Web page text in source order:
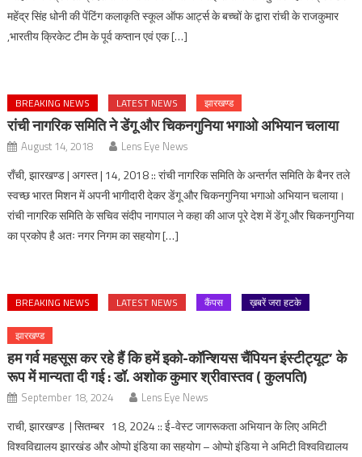
महेंद्र सिंह धोनी की पेंटिंग कलाकृति स्कूल ऑफ आर्ट्स के बच्चों के द्वारा रांची के राजकुमार
,भारतीय क्रिकेट टीम के पूर्व कप्तान एवं एक […]
BREAKING NEWS LATEST NEWS झारखण्ड
रांची नागरिक समिति ने डेंगू और चिकनगुनिया भगाओ अभियान चलाया
August 14, 2018 Lens Eye News
राँची, झारखण्ड | अगस्त | 14, 2018 :: रांची नागरिक समिति के अन्तर्गत समिति के बैनर तले
स्वच्छ भारत मिशन में अपनी भागीदारी देकर डेंगू और चिकनगुनिया भगाओ अभियान चलाया।
रांची नागरिक समिति के सचिव संदीप नागपाल ने कहा की आज पूरे देश में डेंगू और चिकनगुनिया
का प्रकोप है अतः नगर निगम का सहयोग […]
BREAKING NEWS LATEST NEWS कैंपस ख़बरें जरा हटके
झारखण्ड
हम गर्व महसूस कर रहे हैं कि हमें इको-कॉन्शियस चैंपियन इंस्टीट्यूट’ के
रूप में मान्यता दी गई : डॉ. अशोक कुमार श्रीवास्तव ( कुलपति)
September 18, 2024 Lens Eye News
राची, झारखण्ड | सितम्बर 18, 2024 :: ई-वेस्ट जागरूकता अभियान के लिए अमिटी
विश्वविद्यालय झारखंड और ओप्पो इंडिया का सहयोग – ओप्पो इंडिया ने अमिटी विश्वविद्यालय